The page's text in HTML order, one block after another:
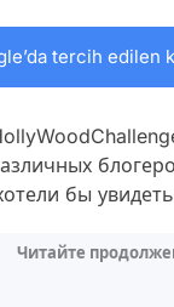
tercih edilen
бы
Читайте